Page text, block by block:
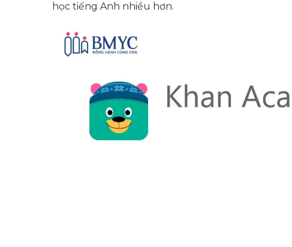
học tiếng Anh nhiều hơn.